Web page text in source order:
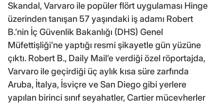
Skandal, Varvaro ile popüler flört uygulaması Hinge
üzerinden tanışan 57 yaşındaki iş adamı Robert
B.’nin İç Güvenlik Bakanlığı (DHS) Genel
Müfettişliği’ne yaptığı resmi şikayetle gün yüzüne
çıktı. Robert B., Daily Mail’e verdiği özel röportajda,
Varvaro ile geçirdiği üç aylık kısa süre zarfında
Aruba, İtalya, İsviçre ve San Diego gibi yerlere
yapılan birinci sınıf seyahatler, Cartier mücevherler